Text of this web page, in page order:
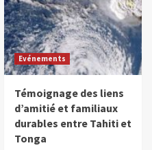
Evénements
Témoignage des liens
d’amitié et familiaux
durables entre Tahiti et
Tonga